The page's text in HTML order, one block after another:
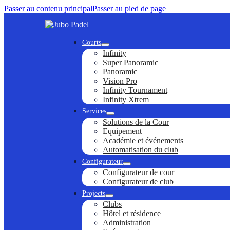
Passer au contenu principalPasser au pied de page
Courts
Infinity
Super Panoramic
Panoramic
Vision Pro
Infinity Tournament
Infinity Xtrem
Services
Solutions de la Cour
Equipement
Académie et événements
Automatisation du club
Configurateur
Configurateur de cour
Configurateur de club
Projects
Clubs
Hôtel et résidence
Administration